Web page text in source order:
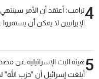
4ترامب: أعتقد أن الأمر سينتهي
الإيرانيين لا يمكن أن
5هيئة البث الإسرائيلية عن
أبلغت إسرائيل أن "حزب